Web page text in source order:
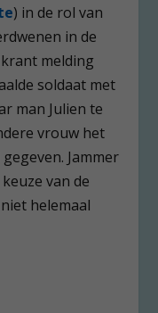
) in de rol van
in de
melding
soldaat met
man Julien te
vrouw het
Jammer
van de
helemaal